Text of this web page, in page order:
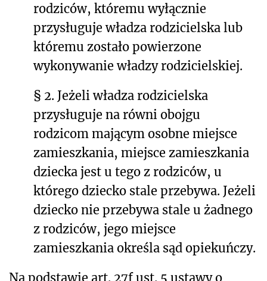
rodziców, któremu wyłącznie
przysługuje władza rodzicielska lub
któremu zostało powierzone
wykonywanie władzy rodzicielskiej.
§ 2. Jeżeli władza rodzicielska
przysługuje na równi obojgu
rodzicom mającym osobne miejsce
zamieszkania, miejsce zamieszkania
dziecka jest u tego z rodziców, u
którego dziecko stale przebywa. Jeżeli
dziecko nie przebywa stale u żadnego
z rodziców, jego miejsce
zamieszkania określa sąd opiekuńczy.
Na podstawie art. 27f ust. 5 ustawy o